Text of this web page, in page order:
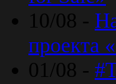
10/08 -
проекта
01/08 -